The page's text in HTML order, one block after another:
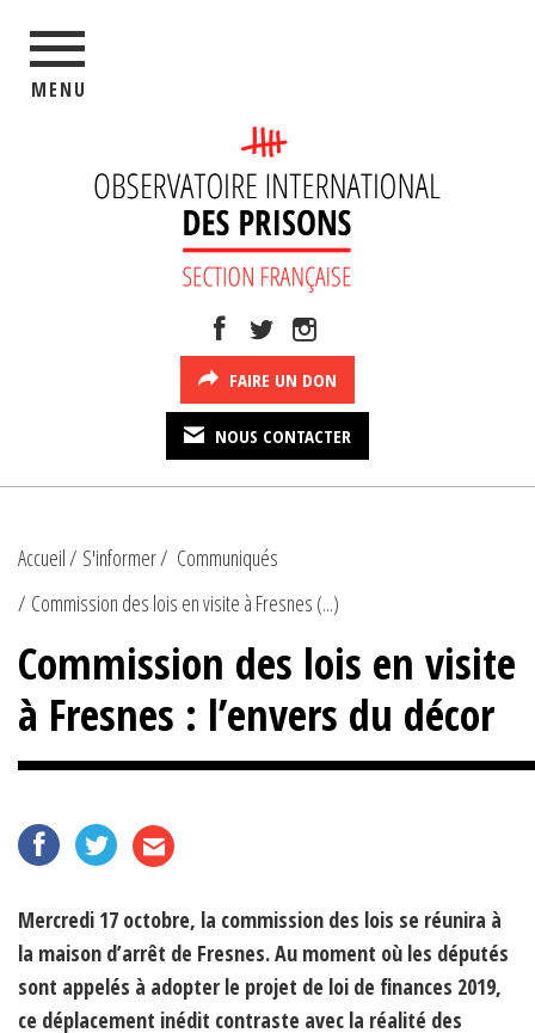
MENU
FAIRE UN DON
NOUS CONTACTER
Accueil S'informer
Communiqués
Commission des lois en visite à Fresnes (...)
Commission des lois en visite
à Fresnes : l’envers du décor
Mercredi 17 octobre, la commission des lois se réunira à
la maison d’arrêt de Fresnes. Au moment où les députés
sont appelés à adopter le projet de loi de finances 2019,
ce déplacement inédit contraste avec la réalité des